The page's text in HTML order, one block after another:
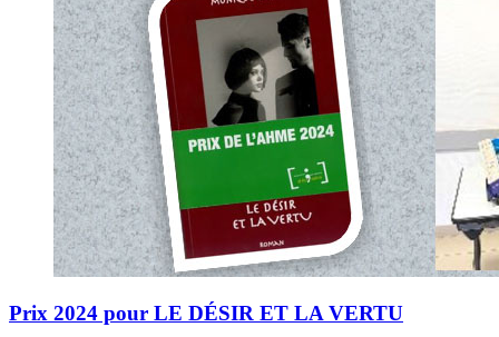
Prix 2024 pour LE DÉSIR ET LA VERTU